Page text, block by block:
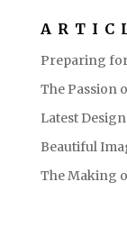
Preparing
The Passion
Latest
Beautiful
The Making